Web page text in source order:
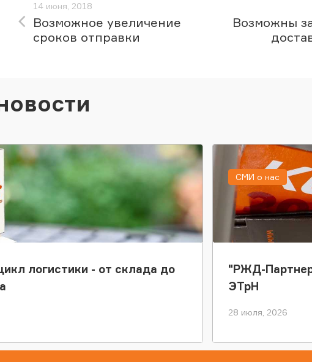
14 июня, 2018
Возможное увеличение
сроков отправки
Возможны
логистики - от склада до
"РЖД-
ЭТрН
28 июля, 2026
СМИ о нас